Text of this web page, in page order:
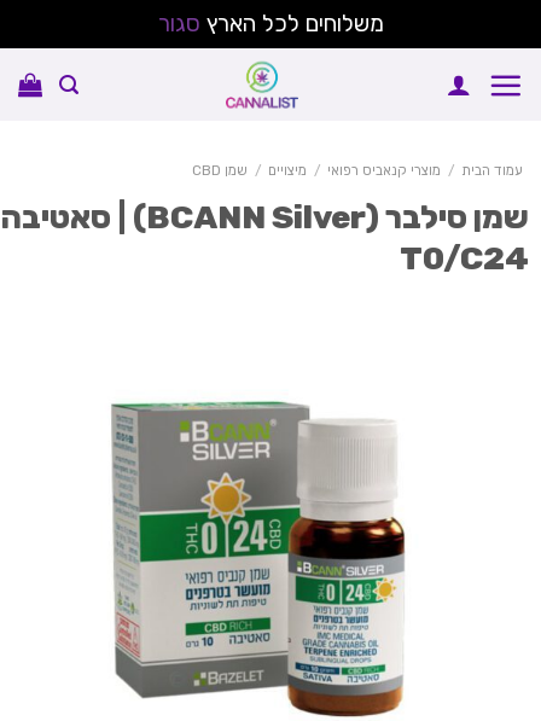
משלוחים לכל הארץסגור
עמוד הבית / מוצרי קנאביס רפואי / מיצויים / שמן CBD
שמן סילבר (BCANN Silver) | סאטיבה
T0/